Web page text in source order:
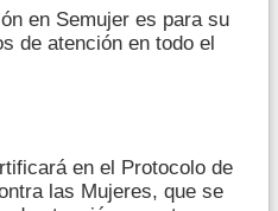
en Semujer es para su
de atención en todo el
en el Protocolo de
las Mujeres, que se